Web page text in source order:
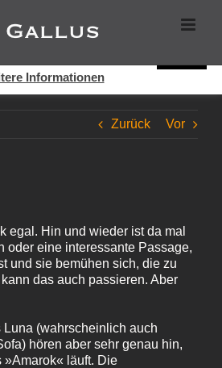
Zurück Vor
egal. Hin und wieder ist da mal
oder eine interessante Passage,
und sie bemühen sich, die zu
das auch passieren. Aber
Luna (wahrscheinlich auch
hören aber sehr genau hin,
läuft. Die
dieser Seite bei der Bereitstellung der
dieser Webseite erklären Sie sich
Informationen